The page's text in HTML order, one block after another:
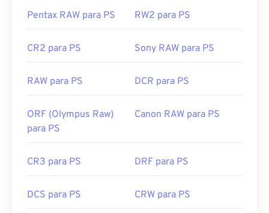
Desenvolvido por:Adobe Inc.
Links úteis:
Pentax RAW para PS RW2 para PS
CR2 para PS Sony RAW para PS
RAW para PS DCR para PS
ORF (Olympus Raw)
para PS
Canon RAW para PS
CR3 para PS DRF para PS
DCS para PS CRW para PS